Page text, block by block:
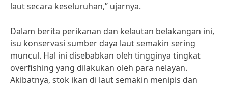
laut secara keseluruhan,” ujarnya.
Dalam berita perikanan dan kelautan belakangan ini,
isu konservasi sumber daya laut semakin sering
muncul. Hal ini disebabkan oleh tingginya tingkat
overfishing yang dilakukan oleh para nelayan.
Akibatnya, stok ikan di laut semakin menipis dan